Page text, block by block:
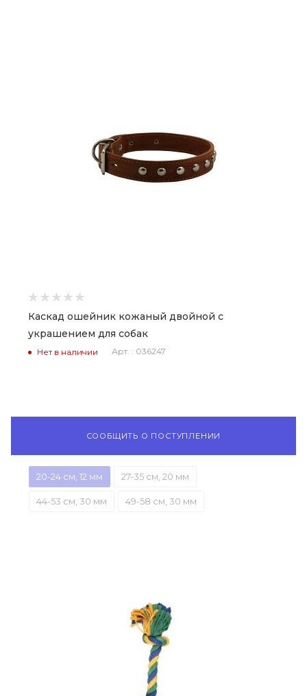
Каскад ошейник кожаный двойной с
украшением для собак
Нет в наличии Арт. : 036247
СООБЩИТЬ О ПОСТУПЛЕНИИ
20-24 см, 12 мм 27-35 см, 20 мм
44-53 см, 30 мм 49-58 см, 30 мм